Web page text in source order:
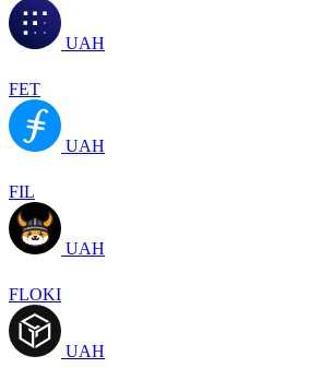
UAH
FET
UAH
FIL
UAH
FLOKI
UAH